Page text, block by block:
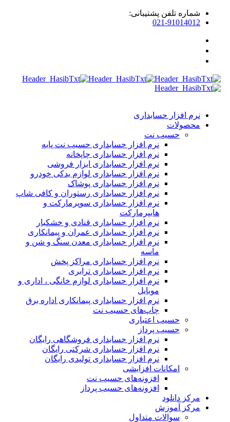
شماره تلفن پشتیبانی:
021-91014012
نرم افزار حسابداری
محصولات
حسیب نت
نرم افزار حسابداری حسیب نت پایه
نرم افزار حسابداری چاپخانه
نرم افزار حسابداری ابزار فروشی
نرم افزار حسابداری لوازم یدکی خودرو
نرم افزار حسابداری پوشاک
نرم افزار حسابداری رستوران و کافی شاپ
نرم افزار حسابداری سوپرمارکت و
هایپرمارکت
نرم افزار حسابداری قنادی و خشکبار
نرم افزار حسابداری عمران و پیمانکاری
نرم افزار حسابداری معدن سنگ و شن و
ماسه
نرم افزار حسابداری مراکز پخش
نرم افزار حسابداری ترابری
نرم افزار حسابداری لوازم خانگی ، اداری و
موبایل
نرم افزار حسابداری پیمانکاری اداره برق
چاپ‌های حسیب نت
حسیب اعتباری
حسیب پرداز
نرم افزار حسابداری فروشگاهی رایگان
نرم افزار حسابداری شرکتی رایگان
نرم افزار حسابداری تولیدی رایگان
امکانات افزایشی
افزونه‌های حسیب نت
افزونه‌های حسیب پرداز
مرکز دانلود
مرکز آموزش
سوالات متداول